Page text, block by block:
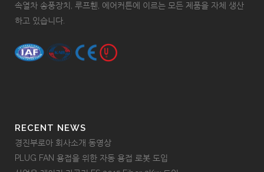
속열차 송풍장치, 루프휀, 에어커튼에 이르는 모든 제품을 자체 생산
하고 있습니다.
RECENT NEWS
경진부로아 회사소개 동영상
PLUG FAN 용접을 위한 자동 용접 로봇 도입